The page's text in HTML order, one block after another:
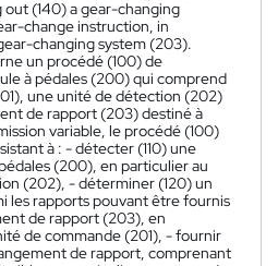
(140) a gear-changing
change instruction, in
changing system (203).
un procédé (100) de
à pédales (200) qui comprend
une unité de détection (202)
de rapport (203) destiné à
variable, le procédé (100)
à : - détecter (110) une
(200), en particulier au
(202), - déterminer (120) un
les rapports pouvant être fournis
de rapport (203), en
de commande (201), - fournir
de rapport, comprenant